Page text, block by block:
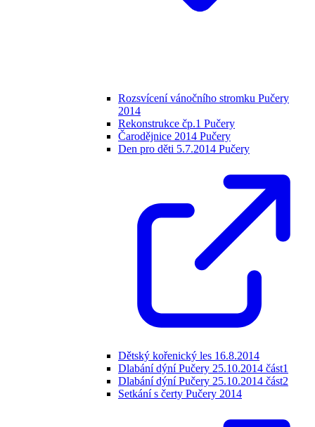
Rozsvícení vánočního stromku Pučery
2014
Rekonstrukce čp.1 Pučery
Čarodějnice 2014 Pučery
Den pro děti 5.7.2014 Pučery
Dětský kořenický les 16.8.2014
Dlabání dýní Pučery 25.10.2014 část1
Dlabání dýní Pučery 25.10.2014 část2
Setkání s čerty Pučery 2014